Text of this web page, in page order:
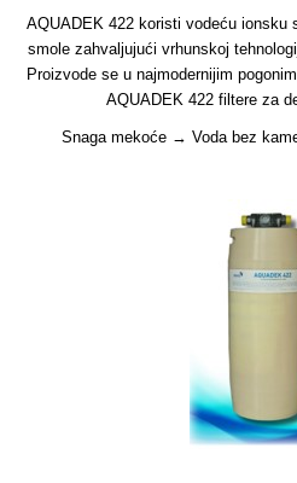
AQUADEK 422 koristi vodeću ionsku
smole zahvaljujući vrhunskoj
Proizvode se u najmodernijim
AQUADEK 422 filtere za
Snaga mekoće → Voda bez